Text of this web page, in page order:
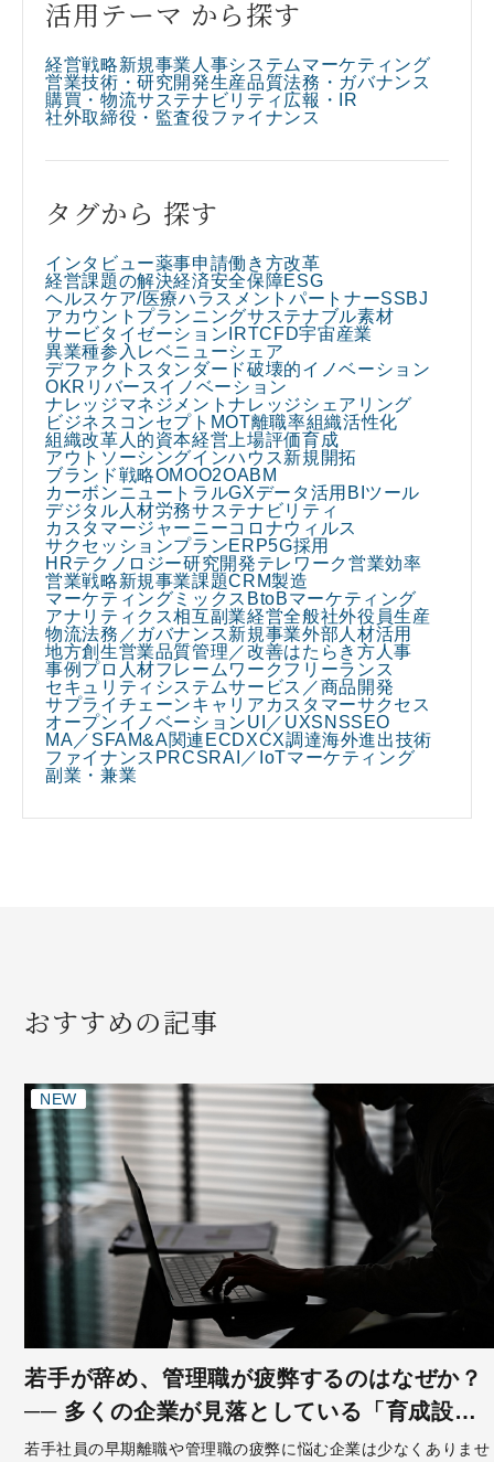
活用テーマ から探す
経営戦略新規事業 人事システム マーケティング
営業技術・研究開発生産品質法務・ガバナンス
購買・物流サステナビリティ 広報・IR
社外取締役・監査役ファイナンス
タグから 探す
インタビュー薬事申請働き方改革
経営課題の解決経済安全保障ESG
ヘルスケア/医療ハラスメント パートナーSSBJ
アカウントプランニングサステナブル素材
サービタイゼーション IRTCFD宇宙産業
異業種参入 レベニューシェア
デファクトスタンダード破壊的イノベーション
OKR リバースイノベーション
ナレッジマネジメントナレッジシェアリング
ビジネスコンセプト MOT離職率組織活性化
組織改革 人的資本経営 上場評価育成
アウトソーシングインハウス新規開拓
ブランド戦略OMOO2OABM
カーボンニュートラルGXデータ活用 BIツール
デジタル人材労務サステナビリティ
カスタマージャーニーコロナウィルス
サクセッションプランERP5G採用
HRテクノロジー研究開発テレワーク営業効率
営業戦略新規事業課題CRM製造
マーケティングミックス BtoBマーケティング
アナリティクス相互副業経営全般社外役員生産
物流法務／ガバナンス新規事業外部人材活用
地方創生営業品質管理／改善はたらき方 人事
事例 プロ人材フレームワークフリーランス
セキュリティ システムサービス／商品開発
サプライチェーンキャリア カスタマーサクセス
オープンイノベーションUI／UXSNSSEO
MA／SFAM&A関連 ECDXCX調達海外進出技術
ファイナンス PRCSRAI／IoTマーケティング
副業・兼業
おすすめの記事
NEW
若手が辞め、管理職が疲弊するのはなぜか？
── 多くの企業が見落としている「育成設
計」の問題
若手社員の早期離職や管理職の疲弊に悩む企業は少なくありませ